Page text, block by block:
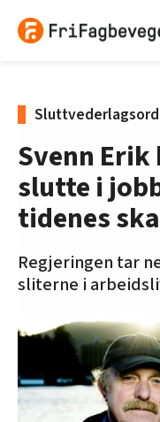
Svenn
slutte i
tidenes
Regjeringen tar
sliterne i